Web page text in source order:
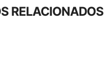
RELACIONADOS